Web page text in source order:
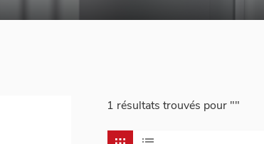
1 résultats trouvés pour ""